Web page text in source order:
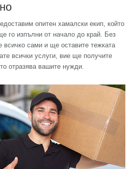
опитен хамалски екип, който
го изпълни от начало до край. Без
всичко сами и ще оставите тежката
всички услуги, вие ще получите
отразява вашите нужди.